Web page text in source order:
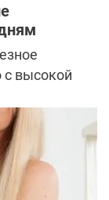
с высокой
И тем
и